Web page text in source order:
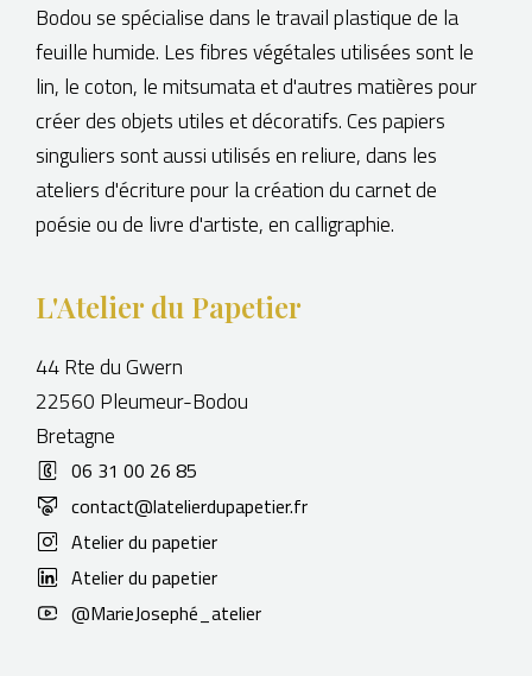
Bodou se spécialise dans le travail plastique de la
feuille humide. Les fibres végétales utilisées sont le
lin, le coton, le mitsumata et d'autres matières pour
créer des objets utiles et décoratifs. Ces papiers
singuliers sont aussi utilisés en reliure, dans les
ateliers d'écriture pour la création du carnet de
poésie ou de livre d'artiste, en calligraphie.
L'Atelier du Papetier
44 Rte du Gwern
22560 Pleumeur-Bodou
Bretagne
06 31 00 26 85
contact@latelierdupapetier.fr
Atelier du papetier
Atelier du papetier
@MarieJosephé_atelier